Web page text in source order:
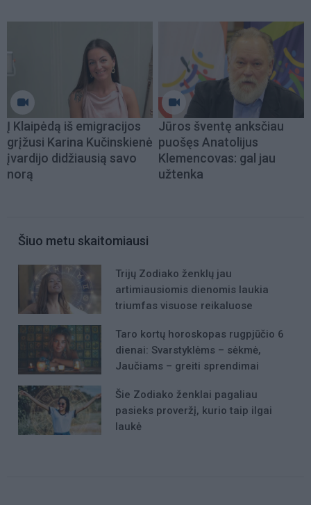
Į Klaipėdą iš emigracijos
grįžusi Karina Kučinskienė
įvardijo didžiausią savo
norą
Jūros šventę anksčiau
puošęs Anatolijus
Klemencovas: gal jau
užtenka
Šiuo metu skaitomiausi
Trijų Zodiako ženklų jau
artimiausiomis dienomis laukia
triumfas visuose reikaluose
Taro kortų horoskopas rugpjūčio 6
dienai: Svarstyklėms – sėkmė,
Jaučiams – greiti sprendimai
Šie Zodiako ženklai pagaliau
pasieks proveržį, kurio taip ilgai
laukė